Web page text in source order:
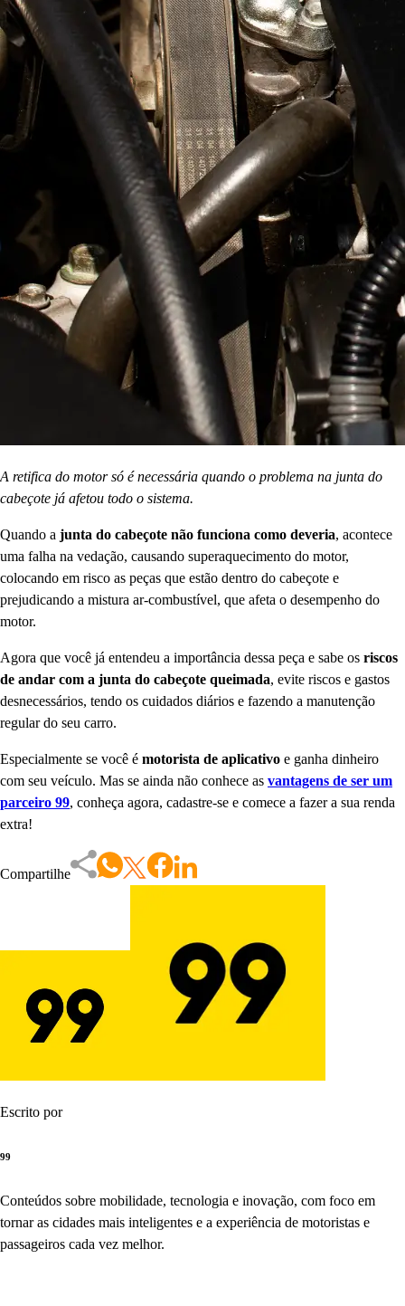
A retifica do motor só é necessária quando o problema na junta do
cabeçote já afetou todo o sistema.
Quando a junta do cabeçote não funciona como deveria, acontece
uma falha na vedação, causando superaquecimento do motor,
colocando em risco as peças que estão dentro do cabeçote e
prejudicando a mistura ar-combustível, que afeta o desempenho do
motor.
Agora que você já entendeu a importância dessa peça e sabe os riscos
de andar com a junta do cabeçote queimada, evite riscos e gastos
desnecessários, tendo os cuidados diários e fazendo a manutenção
regular do seu carro.
Especialmente se você é motorista de aplicativo e ganha dinheiro
com seu veículo. Mas se ainda não conhece as vantagens de ser um
parceiro 99, conheça agora, cadastre-se e comece a fazer a sua renda
extra!
Compartilhe
Escrito por
99
Conteúdos sobre mobilidade, tecnologia e inovação, com foco em
tornar as cidades mais inteligentes e a experiência de motoristas e
passageiros cada vez melhor.